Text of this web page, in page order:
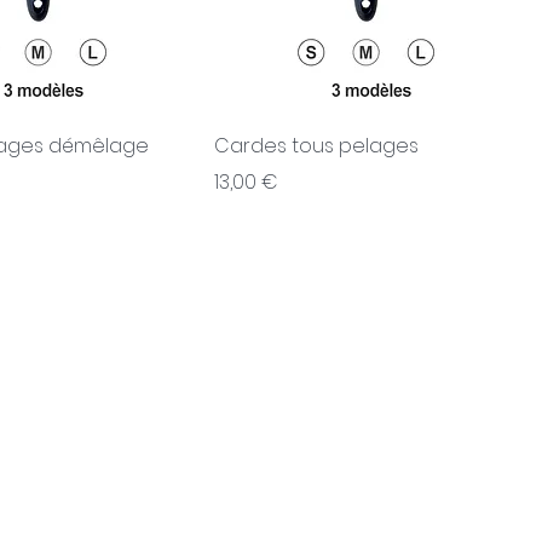
démêlage
Cardes tous pelages
Prix
13,00 €